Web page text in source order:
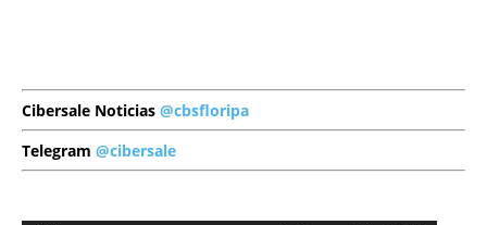
Cibersale Noticias @cbsfloripa
Telegram @cibersale